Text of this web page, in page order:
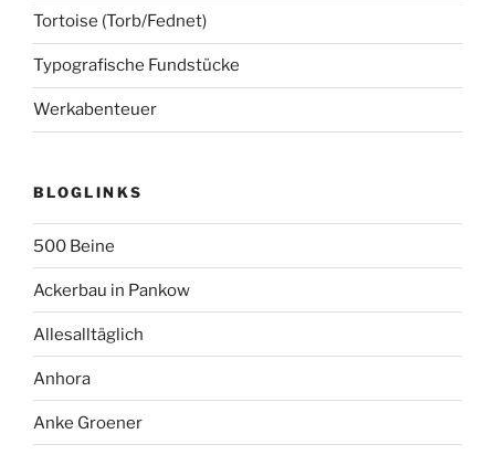
Tortoise (Torb/Fednet)
Typografische Fundstücke
Werkabenteuer
BLOGLINKS
500 Beine
Ackerbau in Pankow
Allesalltäglich
Anhora
Anke Groener